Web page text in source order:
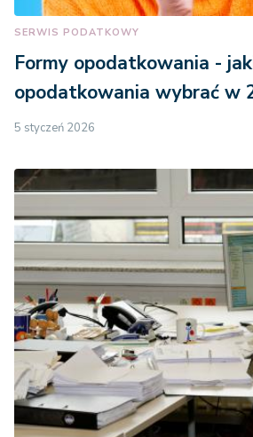
SERWIS PODATKOWY
Formy opodatkowania -
opodatkowania wybrać w
5 styczeń 2026